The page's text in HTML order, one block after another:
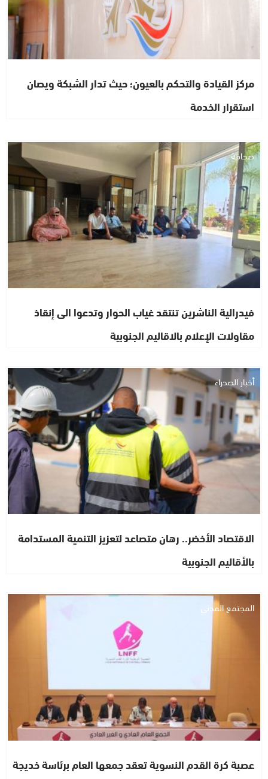
مركز القيادة والتحكم بالعيون؛ حيث تدار الشبكة ويصان
استقرار الخدمة
صحافة
فيدرالية الناشرين تنتقد غياب الحوار وتدعوا الى إنقاذ
مقاولات الإعلام بالاقاليم الجنوبية
أخبار الصحراء
الاقتصاد الأخضر.. رهان متصاعد لتعزيز التنمية المستدامة
بالأقاليم الجنوبية
المجتمع المدني
عصبة كرة القدم النسوية تعقد جمعها العام برئاسة خديجة